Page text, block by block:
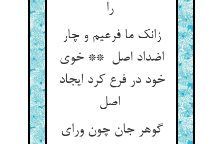
را
زانک ما فرعیم و چار
اضداد اصل ** خوی
خود در فرع کرد ایجاد
گوهر جان چون ورای